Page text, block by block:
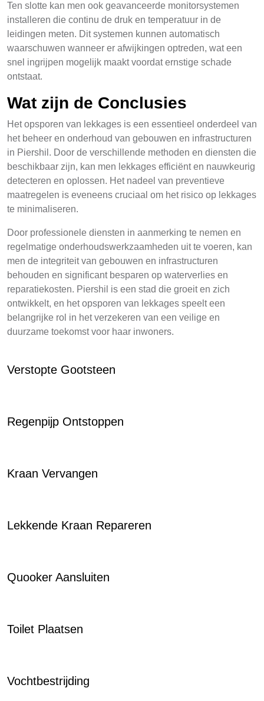
Ten slotte kan men ook geavanceerde monitorsystemen
installeren die continu de druk en temperatuur in de
leidingen meten. Dit systemen kunnen automatisch
waarschuwen wanneer er afwijkingen optreden, wat een
snel ingrijpen mogelijk maakt voordat ernstige schade
ontstaat.
Wat zijn de Conclusies
Het opsporen van lekkages is een essentieel onderdeel van
het beheer en onderhoud van gebouwen en infrastructuren
in Piershil. Door de verschillende methoden en diensten die
beschikbaar zijn, kan men lekkages efficiënt en nauwkeurig
detecteren en oplossen. Het nadeel van preventieve
maatregelen is eveneens cruciaal om het risico op lekkages
te minimaliseren.
Door professionele diensten in aanmerking te nemen en
regelmatige onderhoudswerkzaamheden uit te voeren, kan
men de integriteit van gebouwen en infrastructuren
behouden en significant besparen op waterverlies en
reparatiekosten. Piershil is een stad die groeit en zich
ontwikkelt, en het opsporen van lekkages speelt een
belangrijke rol in het verzekeren van een veilige en
duurzame toekomst voor haar inwoners.
Verstopte Gootsteen
Regenpijp Ontstoppen
Kraan Vervangen
Lekkende Kraan Repareren
Quooker Aansluiten
Toilet Plaatsen
Vochtbestrijding